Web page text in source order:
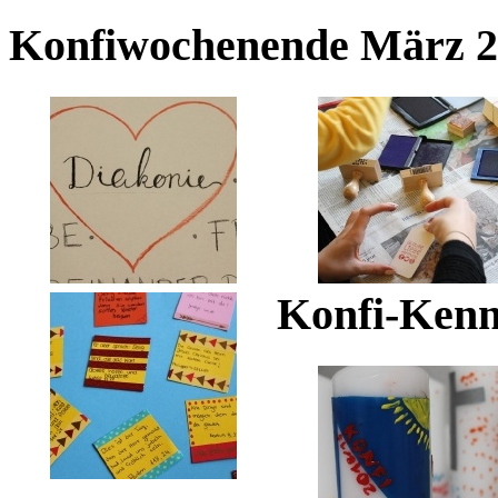
Konfiwochenende März
Konfi-